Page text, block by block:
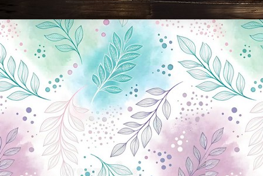
Новини Чернігова, Чернігівські новини, Чернігівський формат, новини Чернігова, події в Чернігові: політика, економіка, аналітика, культура, відеоновини, екологія, спортивний Чернігів, туризм, Чернігів